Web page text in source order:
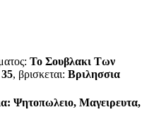
Το Σουβλακι Των
, βρισκεται: Βριλησσια
Ψητοπωλειο, Μαγειρευτα,